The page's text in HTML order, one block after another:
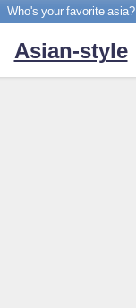
Who's your favorite asia?
Asian-style